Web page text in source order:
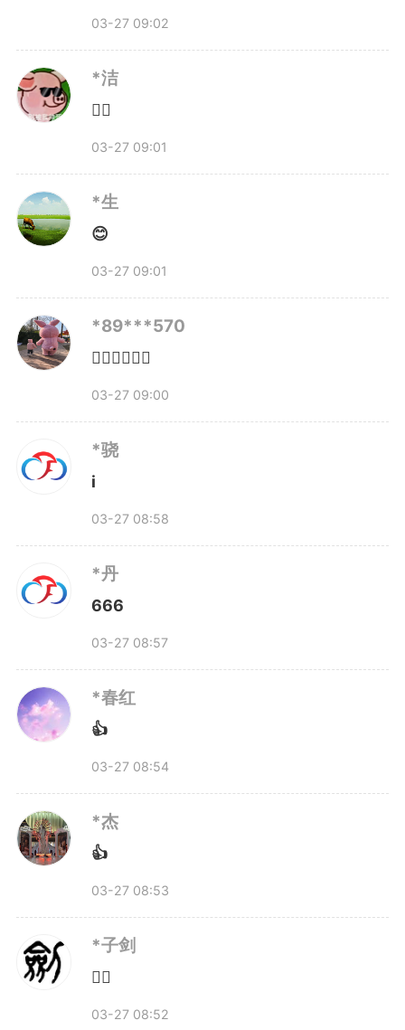
在合肥青年路小学、红星路小
学、屯溪路小学门口，记者随机采
访了几个孩子：“春假你最想干
有孩子说想好好睡个懒
觉，“把平时缺的觉都补回来”；有
孩子想让爸妈也尝尝练古筝坐两个
小时的“痛苦”；还有孩子认真地
说：“我想让爸爸妈妈的领导给他
们放个假，陪我去看看春天。”
最后一句话说完，小朋友补了
一句：“但他们要挣钱，我理解
的。”
理解。
03-27 09:02
*洁
👍🏻
03-27 09:01
*生
😊
03-27 09:01
*89***570
👍🏽👍🏽👍🏽
03-27 09:00
*骁
i
03-27 08:58
*丹
666
03-27 08:57
*春红
👍
03-27 08:54
*杰
👍
03-27 08:53
*子剑
👌🏻
03-27 08:52